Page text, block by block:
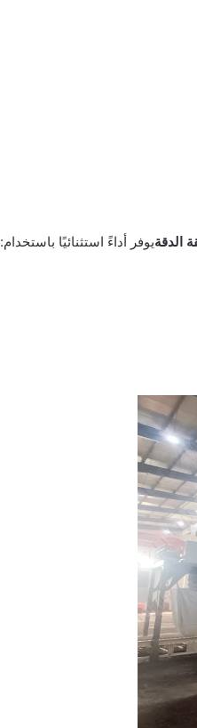
يوفر أداءً استثنائيًا باستخدام: